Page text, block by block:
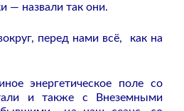
— назвали так они.
перед нами всё, как на
энергетическое поле со
и также с Внеземными